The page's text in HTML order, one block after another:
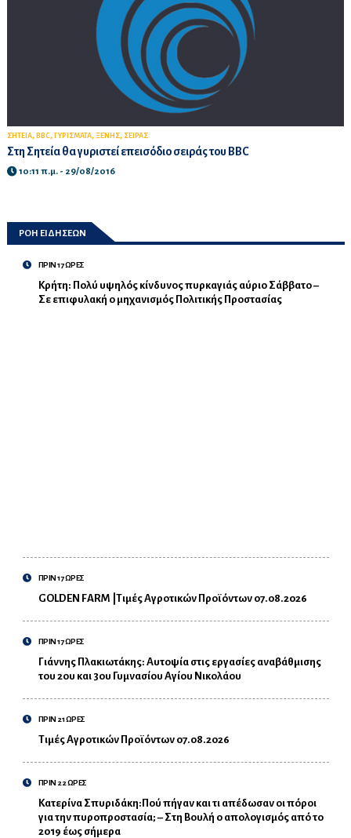
ΣΗΤΕΙΑ, BBC, ΓΥΡΙΣΜΑΤΑ, ΞΕΝΗΣ, ΣΕΙΡΑΣ
Στη Σητεία θα γυριστεί επεισόδιο σειράς του BBC
10:11 π.μ. - 29/08/2016
ΡΟΗ ΕΙΔΗΣΕΩΝ
ΠΡΙΝ 17 ΩΡΕΣ
Κρήτη: Πολύ υψηλός κίνδυνος πυρκαγιάς αύριο Σάββατο –
Σε επιφυλακή ο μηχανισμός Πολιτικής Προστασίας
ΠΡΙΝ 17 ΩΡΕΣ
GOLDEN FARM |Τιμές Αγροτικών Προϊόντων 07.08.2026
ΠΡΙΝ 17 ΩΡΕΣ
Γιάννης Πλακιωτάκης: Αυτοψία στις εργασίες αναβάθμισης
του 2ου και 3ου Γυμνασίου Αγίου Νικολάου
ΠΡΙΝ 21 ΩΡΕΣ
Τιμές Αγροτικών Προϊόντων 07.08.2026
ΠΡΙΝ 22 ΩΡΕΣ
Κατερίνα Σπυριδάκη:Πού πήγαν και τι απέδωσαν οι πόροι
για την πυροπροστασία; – Στη Βουλή ο απολογισμός από το
2019 έως σήμερα